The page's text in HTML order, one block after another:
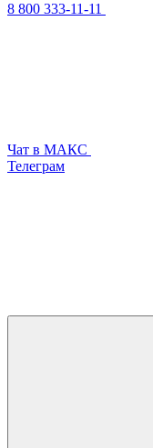
8 800 333-11-11
Чат в МАКС
Телеграм